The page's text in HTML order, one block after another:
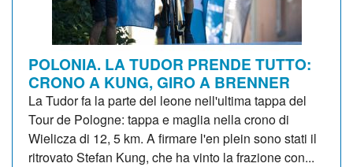
POLONIA. LA TUDOR PRENDE TUTTO:
CRONO A KUNG, GIRO A BRENNER
La Tudor fa la parte del leone nell'ultima tappa del
Tour de Pologne: tappa e maglia nella crono di
Wielicza di 12, 5 km. A firmare l'en plein sono stati il
ritrovato Stefan Kung, che ha vinto la frazione con...